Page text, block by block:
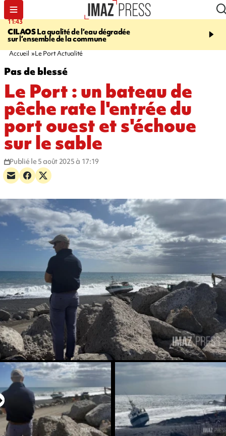
11:43
CILAOSLa qualité de l’eau dégradée
sur l’ensemble de la commune
12:20
Un
grands-parents puis
Accueil Le Port Actualité
Pas de blessé
Le Port : un bateau de
pêche rate l'entrée du
port ouest et s'échoue
sur le sable
Publié le 5 août 2025 à 17:19